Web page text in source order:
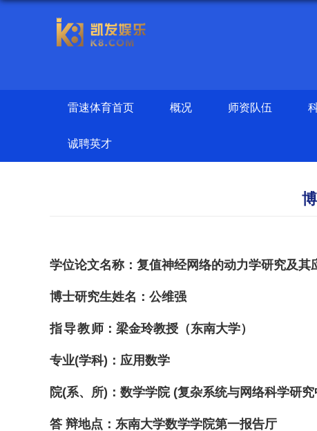
雷速体育首页 概况 师资队伍
诚聘英才
学位论文名称：复值神经网络的动力学研究及其
博士研究生姓名：公维强
指导教师 ：梁金玲教授（东南大学）
专业(学科) ：应用数学
院(系、所) ：数学学院(复杂系统与网络科学研究
答 辩地点 ：东南大学数学学院第一报告厅